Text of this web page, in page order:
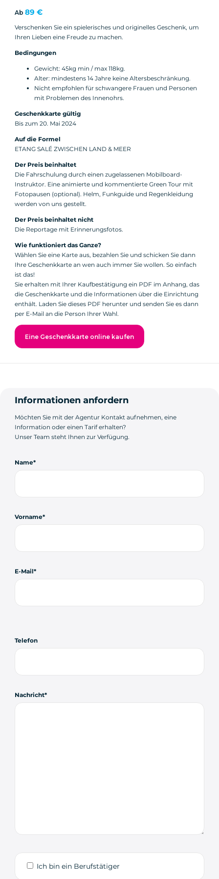
Ab 89 €
Verschenken Sie ein spielerisches und originelles Geschenk, um
Ihren Lieben eine Freude zu machen.
Bedingungen
Gewicht: 45kg min / max 118kg.
Alter: mindestens 14 Jahre keine Altersbeschränkung.
Nicht empfohlen für schwangere Frauen und Personen
mit Problemen des Innenohrs.
Geschenkkarte gültig
Bis zum 20. Mai 2024
Auf die Formel
ETANG SALÉ ZWISCHEN LAND & MEER
Der Preis beinhaltet
Die Fahrschulung durch einen zugelassenen Mobilboard-
Instruktor. Eine animierte und kommentierte Green Tour mit
Fotopausen (optional). Helm, Funkguide und Regenkleidung
werden von uns gestellt.
Der Preis beinhaltet nicht
Die Reportage mit Erinnerungsfotos.
Wie funktioniert das Ganze?
Wählen Sie eine Karte aus, bezahlen Sie und schicken Sie dann
Ihre Geschenkkarte an wen auch immer Sie wollen. So einfach
ist das!
Sie erhalten mit Ihrer Kaufbestätigung ein PDF im Anhang, das
die Geschenkkarte und die Informationen über die Einrichtung
enthält. Laden Sie dieses PDF herunter und senden Sie es dann
per E-Mail an die Person Ihrer Wahl.
Eine Geschenkkarte online kaufen
Informationen anfordern
Möchten Sie mit der Agentur Kontakt aufnehmen, eine
Information oder einen Tarif erhalten?
Unser Team steht Ihnen zur Verfügung.
Name
Vorname
E-Mail
Telefon
Nachricht
Ich bin ein Berufstätiger